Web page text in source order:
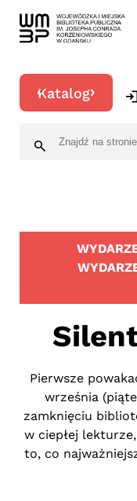
Katalog
Pierwsze
września
zamknięciu
w ciepłej
to, co